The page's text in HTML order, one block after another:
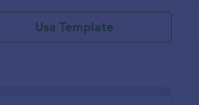
Usa Template